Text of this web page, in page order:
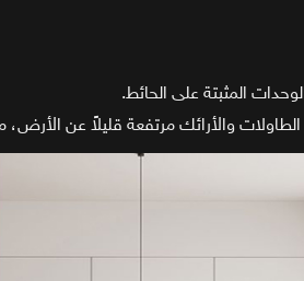
المثبتة على الحائط.